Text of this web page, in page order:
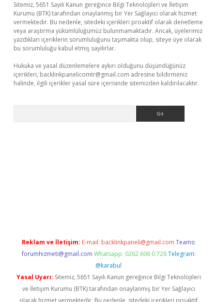
Sitemiz, 5651 Sayılı Kanun gereğince Bilgi Teknolojileri ve İletişim
Kurumu (BTK) tarafından onaylanmış bir Yer Sağlayıcı olarak hizmet
vermektedir. Bu nedenle, sitedeki içerikleri proaktif olarak denetleme
veya araştırma yükümlülüğümüz bulunmamaktadır. Ancak, üyelerimiz
yazdıkları içeriklerin sorumluluğunu taşımakta olup, siteye üye olarak
bu sorumluluğu kabul etmiş sayılırlar.
Hukuka ve yasal düzenlemelere aykırı olduğunu düşündüğünüz
içerikleri, backlinkpanelicomtr@gmail.com adresine bildirmeniz
halinde, ilgili içerikler yasal süre içerisinde sitemizden kaldırılacaktır.
Reklam ve İletişim: E-mail: backlinkpaneli@gmail.com Teams:
forumhizmeti@gmail.com Whatsapp: 0262 606 0 726 Telegram:
@karabul
Yasal Uyarı: Sitemiz, 5651 Sayılı Kanun gereğince Bilgi Teknolojileri
ve İletişim Kurumu (BTK) tarafından onaylanmış bir Yer Sağlayıcı
olarak hizmet vermektedir. Bu nedenle, sitedeki içerikleri proaktif